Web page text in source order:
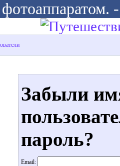
Забыли
пароль?
Email: